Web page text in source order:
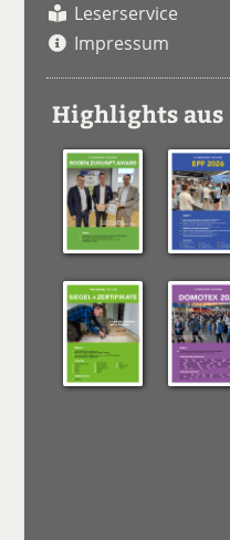
Leserservice
Impressum
Highlights aus